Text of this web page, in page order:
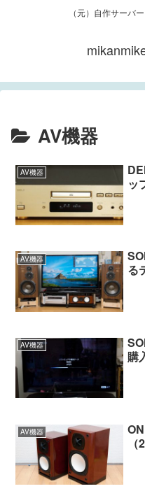
（元）自作サーバ
AV機器
AV機器
ッ
AV機器
る
AV機器
購
AV機器